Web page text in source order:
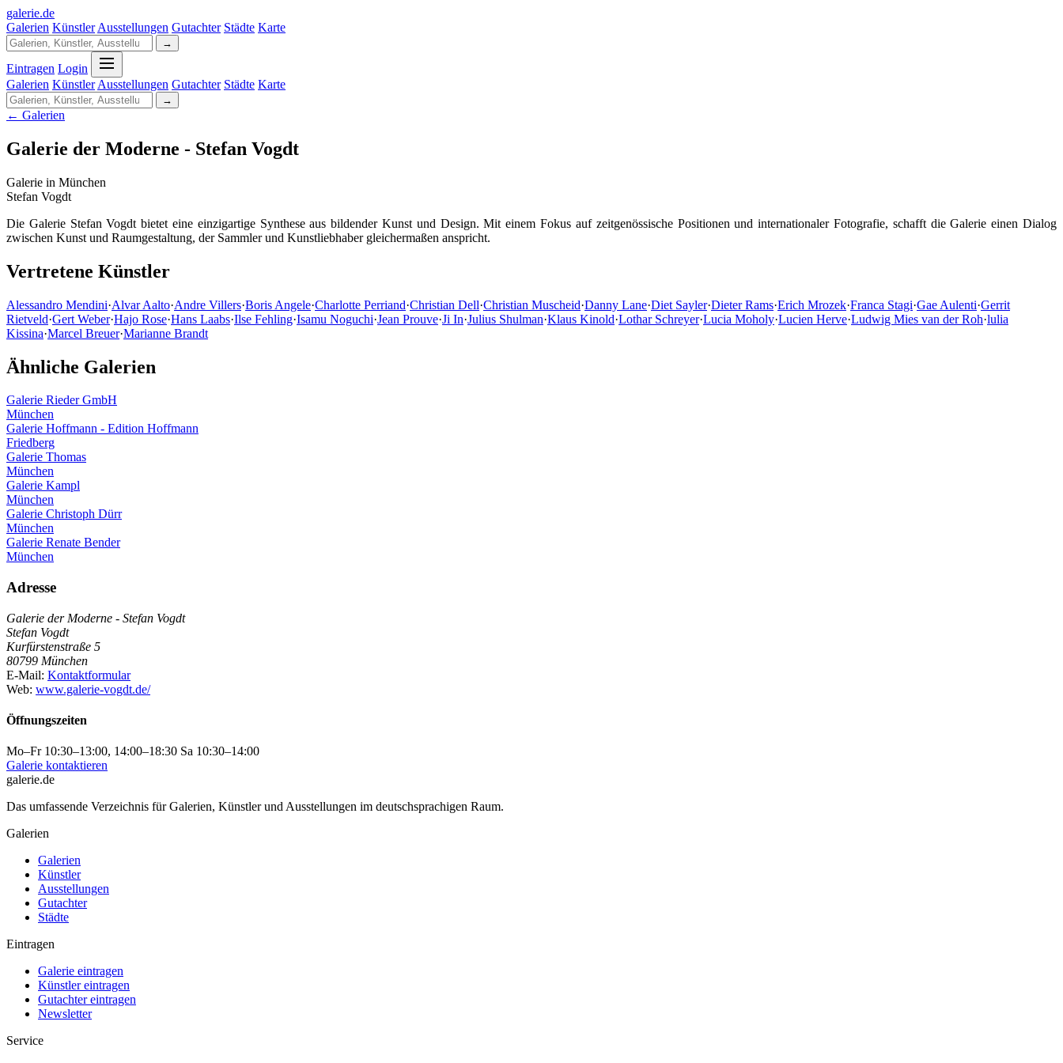
galerie.de
Galerien Künstler Ausstellungen Gutachter Städte Karte
→
Eintragen Login
Galerien Künstler Ausstellungen Gutachter Städte Karte
→
← Galerien
Galerie der Moderne - Stefan Vogdt
Galerie in München
Stefan Vogdt
Die Galerie Stefan Vogdt bietet eine einzigartige Synthese aus bildender Kunst und Design. Mit einem Fokus auf zeitgenössische Positionen und internationaler Fotografie, schafft die Galerie einen Dialog
zwischen Kunst und Raumgestaltung, der Sammler und Kunstliebhaber gleichermaßen anspricht.
Vertretene Künstler
Alessandro Mendini·Alvar Aalto·Andre Villers·Boris Angele·Charlotte Perriand·Christian Dell·Christian Muscheid·Danny Lane·Diet Sayler·Dieter Rams·Erich Mrozek·Franca Stagi·Gae Aulenti·Gerrit
Rietveld·Gert Weber·Hajo Rose·Hans Laabs·Ilse Fehling·Isamu Noguchi·Jean Prouve·Ji In·Julius Shulman·Klaus Kinold·Lothar Schreyer·Lucia Moholy·Lucien Herve·Ludwig Mies van der Roh·lulia
Kissina·Marcel Breuer·Marianne Brandt
Ähnliche Galerien
Galerie Rieder GmbH
München
Galerie Hoffmann - Edition Hoffmann
Friedberg
Galerie Thomas
München
Galerie Kampl
München
Galerie Christoph Dürr
München
Galerie Renate Bender
München
Adresse
Galerie der Moderne - Stefan Vogdt
Stefan Vogdt
Kurfürstenstraße 5
80799 München
E-Mail: Kontaktformular
Web: www.galerie-vogdt.de/
Öffnungszeiten
Mo–Fr 10:30–13:00, 14:00–18:30 Sa 10:30–14:00
Galerie kontaktieren
galerie.de
Das umfassende Verzeichnis für Galerien, Künstler und Ausstellungen im deutschsprachigen Raum.
Galerien
Galerien
Künstler
Ausstellungen
Gutachter
Städte
Eintragen
Galerie eintragen
Künstler eintragen
Gutachter eintragen
Newsletter
Service